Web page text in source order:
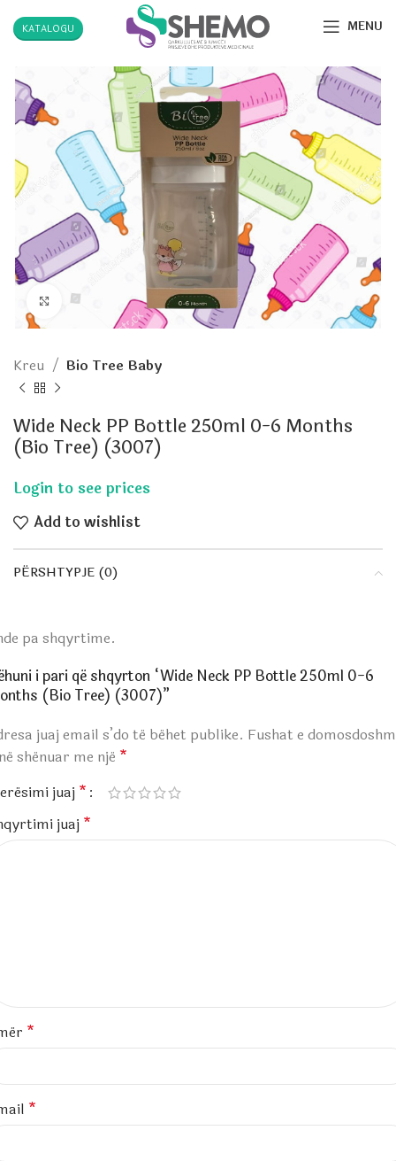
KATALOGU MENU
Click to enlarge
Kreu Bio Tree Baby
Wide Neck PP Bottle 250ml 0-6 Months
(Bio Tree) (3007)
Add to wishlist
PËRSHTYPJE (0)
pa shqyrtime.
i pari që shqyrton “Wide Neck PP Bottle 250ml 0-6
(Bio Tree) (3007)”
juaj email s’do të bëhet publike. Fushat e
shënuar me një *
juaj *
juaj *
*
*